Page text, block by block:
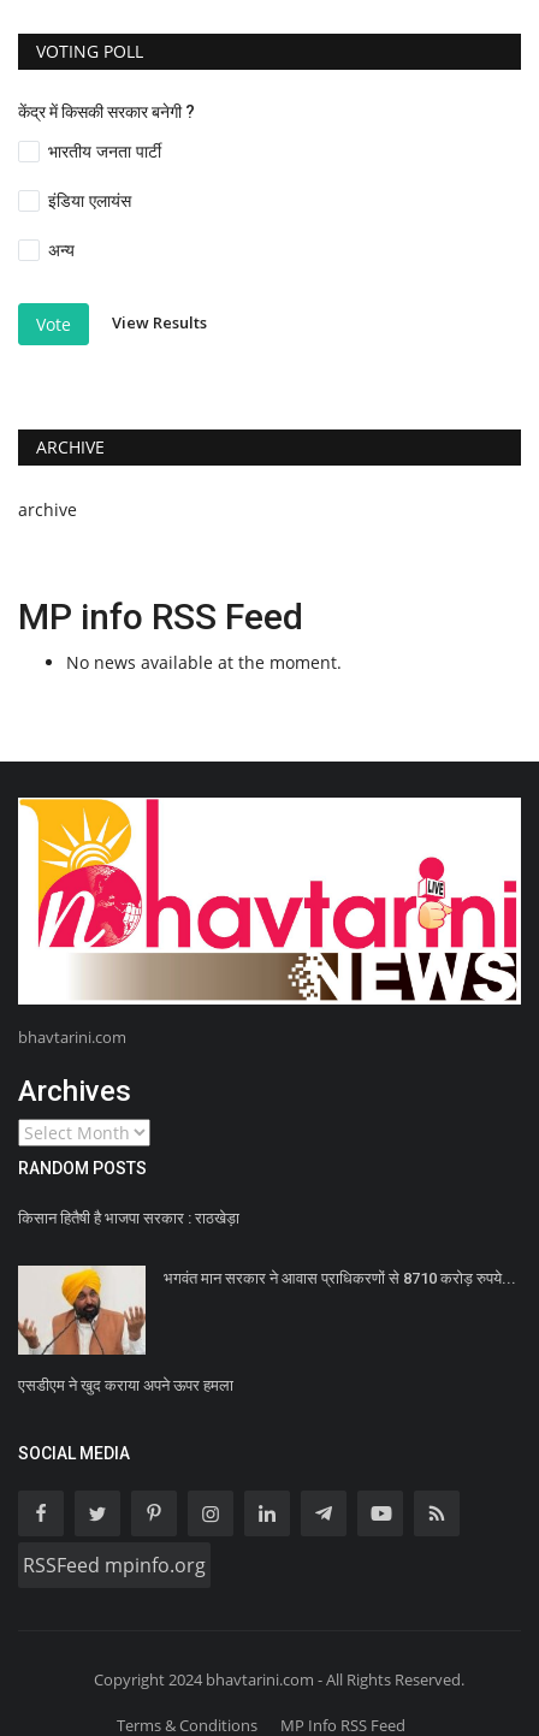
VOTING POLL
केंद्र में किसकी सरकार बनेगी ?
भारतीय जनता पार्टी
इंडिया एलायंस
अन्य
Vote View Results
ARCHIVE
archive
MP info RSS Feed
No news available at the moment.
bhavtarini.com
Archives
RANDOM POSTS
किसान हितैषी है भाजपा सरकार : राठखेड़ा
भगवंत मान सरकार ने आवास प्राधिकरणों से 8710 करोड़ रुपये...
एसडीएम ने खुद कराया अपने ऊपर हमला
SOCIAL MEDIA
RSSFeed mpinfo.org
Copyright 2024 bhavtarini.com - All Rights Reserved.
Terms & Conditions MP Info RSS Feed